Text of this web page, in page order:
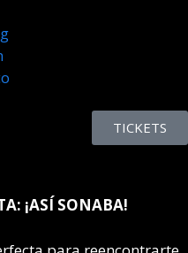
TICKETS
¡ASÍ SONABA!